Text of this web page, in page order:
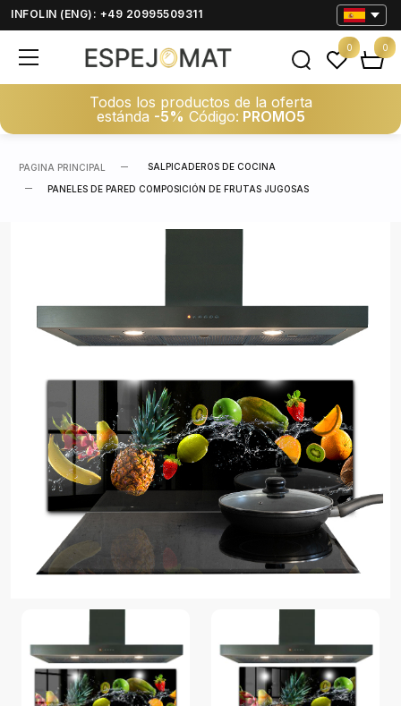
INFOLIN (ENG): +49 20995509311
Todos los productos de la oferta
estánda -5% Código: PROMO5
0 0
PAGINA PRINCIPAL SALPICADEROS DE COCINA
PANELES DE PARED COMPOSICIÓN DE FRUTAS JUGOSAS